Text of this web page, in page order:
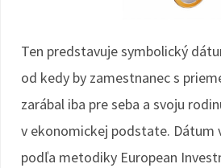
Ten predstavuje symbolický
od kedy by zamestnanec s
zarábal iba pre seba a svoju
v ekonomickej podstate. Dátum
podľa metodiky European